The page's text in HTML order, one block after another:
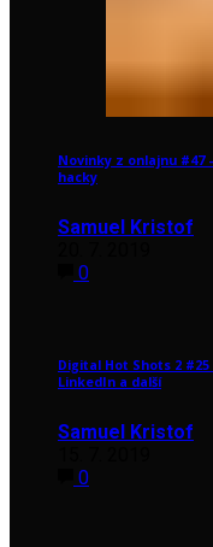
Novinky z onlajnu #47
hacky
Samuel Kristof
0
Digital Hot Shots 2
LinkedIn a další
Samuel Kristof
0